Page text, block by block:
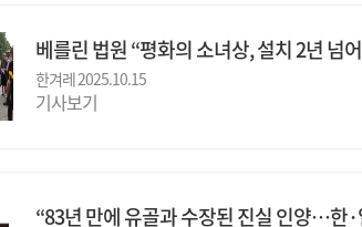
베를린 법원 “평화의 소녀상, 설치 2년 넘
한겨레 2025.10.15
기사보기
“83년 만에 유골과 수장된 진실 인양…한